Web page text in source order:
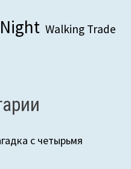
Walking Trade
с четырьмя